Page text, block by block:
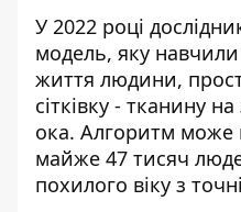
У 2022 році
модель, яку
життя людини,
сітківку - тканину
ока. Алгоритм може
майже 47 тисяч
похилого віку з